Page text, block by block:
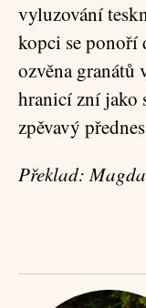
vyluzování
kopci se ponoří
ozvěna granátů
hranicí zní jako
zpěvavý
Překlad: